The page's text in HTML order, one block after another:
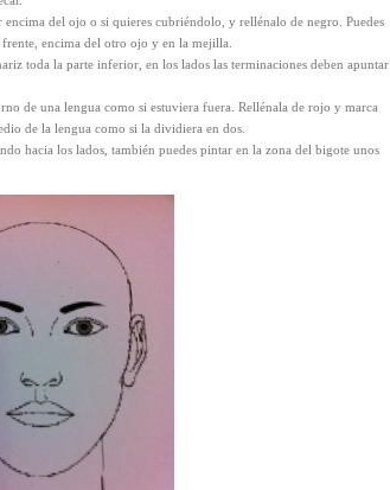
dálmata
del ojo o si quieres cubriéndolo, y rellénalo de negro. Puedes
encima del otro ojo y en la mejilla.
toda la parte inferior, en los lados las terminaciones deben apuntar
de una lengua como si estuviera fuera. Rellénala de rojo y marca
de la lengua como si la dividiera en dos.
hacia los lados, también puedes pintar en la zona del bigote unos